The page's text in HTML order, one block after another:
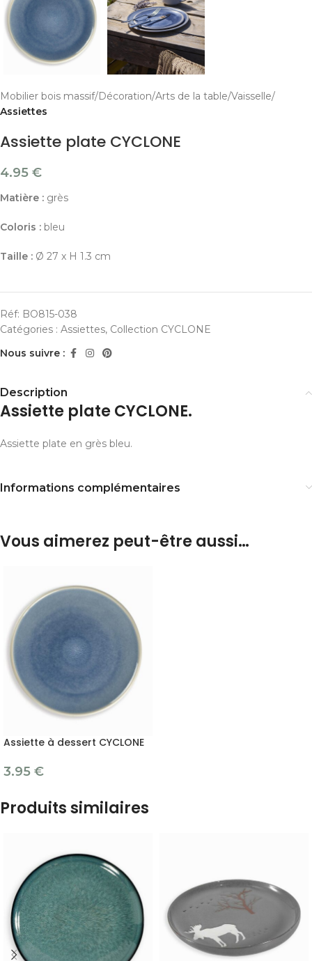
Mobilier bois massif Décoration Arts de la table Vaisselle
Assiettes
Assiette plate CYCLONE
4.95 €
Matière : grès
Coloris : bleu
Taille : Ø 27 x H 1.3 cm
Réf: BO815-038
Catégories : Assiettes, Collection CYCLONE
Nous suivre :
Description
Assiette plate CYCLONE.
Assiette plate en grès bleu.
Informations complémentaires
Vous aimerez peut-être aussi…
Assiette à dessert CYCLONE
3.95 €
Produits similaires